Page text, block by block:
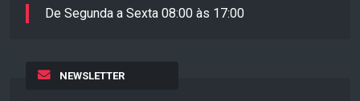
De Segunda a Sexta 08:00 às 17:00
NEWSLETTER